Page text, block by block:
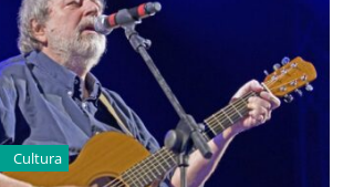
Cultura